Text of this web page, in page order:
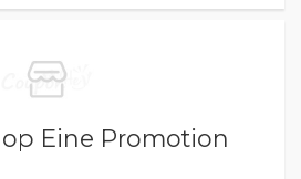
Eine Promotion